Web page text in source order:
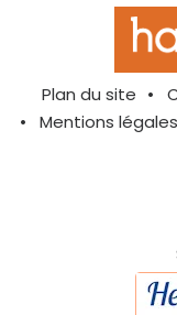
Plan du site
Mentions légales